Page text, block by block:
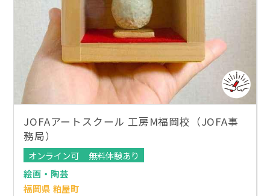
JOFAアートスクール 工房M福岡校（JOFA事
務局）
オンライン可
無料体験あり
絵画・陶芸
福岡県 粕屋町